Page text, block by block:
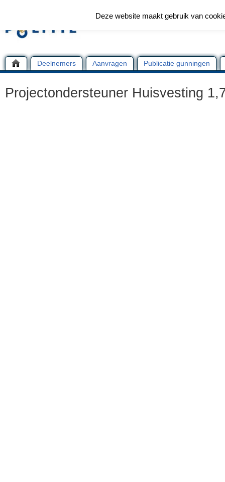
Deelnemers Aanvragen Publicatie gunningen
Projectondersteuner Huisvesting
Deze website maakt gebruik van